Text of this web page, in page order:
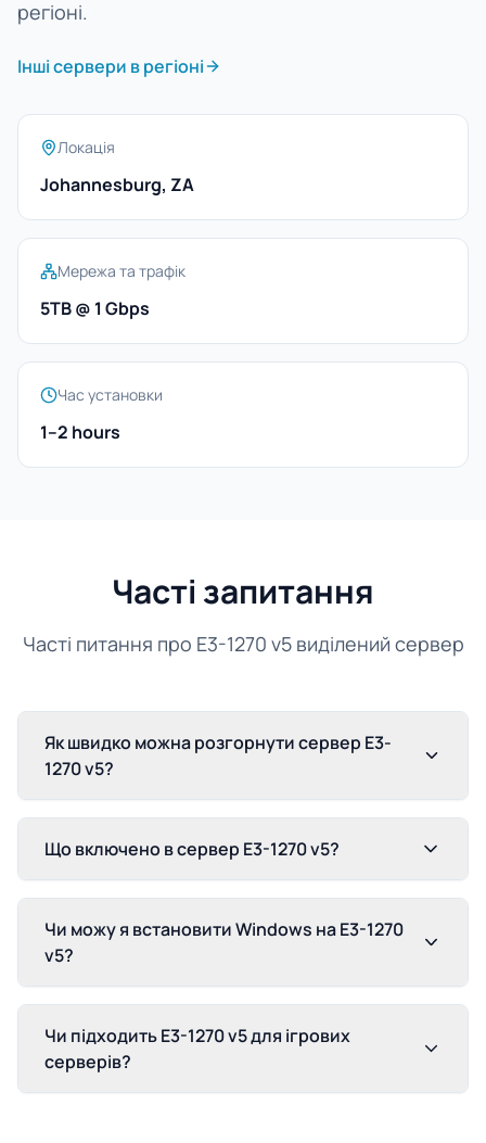
регіоні.
Інші сервери в регіоні
Локація
Johannesburg, ZA
Мережа та трафік
5TB @ 1 Gbps
Час установки
1–2 hours
Часті запитання
Часті питання про E3-1270 v5 виділений сервер
Як швидко можна розгорнути сервер E3-
1270 v5?
Що включено в сервер E3-1270 v5?
Чи можу я встановити Windows на E3-1270
v5?
Чи підходить E3-1270 v5 для ігрових
серверів?